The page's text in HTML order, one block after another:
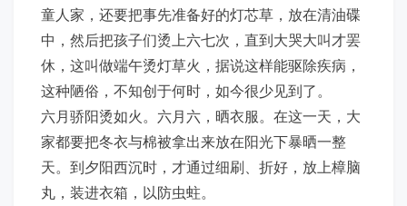
童人家，还要把事先准备好的灯芯草，放在清油碟
中，然后把孩子们烫上六七次，直到大哭大叫才罢
休，这叫做端午烫灯草火，据说这样能驱除疾病，
这种陋俗，不知创于何时，如今很少见到了。
六月骄阳烫如火。六月六，晒衣服。在这一天，大
家都要把冬衣与棉被拿出来放在阳光下暴晒一整
天。到夕阳西沉时，才通过细刷、折好，放上樟脑
丸，装进衣箱，以防虫蛀。